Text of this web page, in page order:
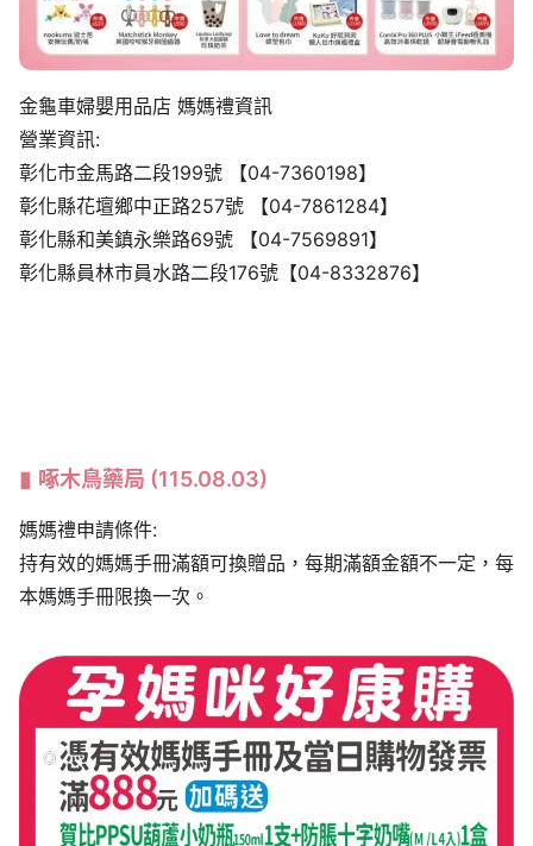
金龜車婦嬰用品店 媽媽禮資訊
營業資訊:
彰化市金馬路二段199號 【04-7360198】
彰化縣花壇鄉中正路257號 【04-7861284】
彰化縣和美鎮永樂路69號 【04-7569891】
彰化縣員林市員水路二段176號【04-8332876】
啄木鳥藥局 (115.08.03)
媽媽禮申請條件:
持有效的媽媽手冊滿額可換贈品，每期滿額金額不一定，每
本媽媽手冊限換一次。